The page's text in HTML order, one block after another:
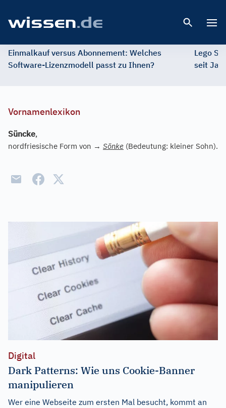
Einmalkauf versus Abonnement: Welches
Software-Lizenzmodell passt zu Ihnen?
Lego
seit
Vornamenlexikon
Süncke,
nordfriesische Form von → Sönke (Bedeutung: kleiner Sohn).
Digital
Dark Patterns: Wie uns Cookie-Banner
manipulieren
Wer eine Webseite zum ersten Mal besucht, kommt an